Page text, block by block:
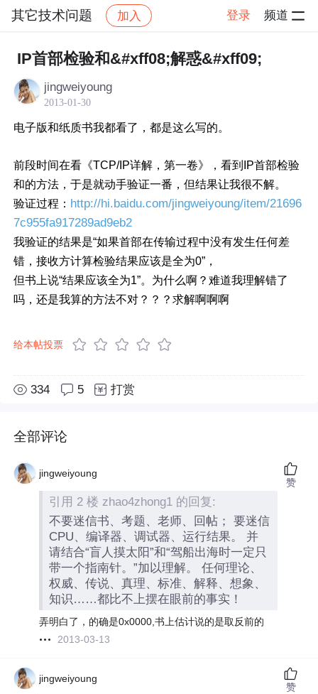
其它技术问题 加入 登录 频道
社区 其它技术问题 帖子详情
IP首部检验和&#xff08;解惑&#xff09;
jingweiyoung
2013-01-30
电子版和纸质书我都看了，都是这么写的。
前段时间在看《TCP/IP详解，第一卷》，看到IP首部检验
和的方法，于是就动手验证一番，但结果让我很不解。
验证过程： http://hi.baidu.com/jingweiyoung/item/21696
7c955fa917289ad9eb2
我验证的结果是“如果首部在传输过程中没有发生任何差
错，接收方计算检验结果应该是全为0”，
但书上说“结果应该全为1”。为什么啊？难道我理解错了
吗，还是我算的方法不对？？？求解啊啊啊
给本帖投票
334 5 打赏
全部评论
jingweiyoung
引用 2 楼 zhao4zhong1 的回复:
不要迷信书、考题、老师、回帖； 要迷信
CPU、编译器、调试器、运行结果。 并
请结合“盲人摸太阳”和“驾船出海时一定只
带一个指南针。”加以理解。 任何理论、
权威、传说、真理、标准、解释、想象、
知识……都比不上摆在眼前的事实！
弄明白了，的确是0x0000,书上估计说的是取反前的
2013-03-13
赞
jingweiyoung
赞